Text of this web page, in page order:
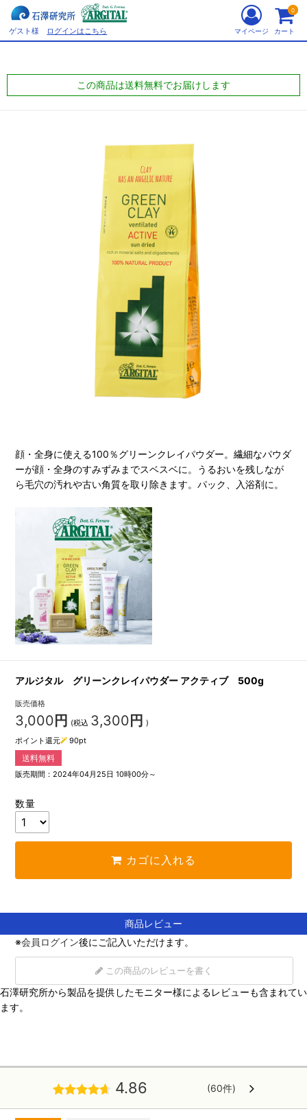
ゲスト様 ログインはこちら マイページ カート
0
この商品は送料無料でお届けします
顔・全身に使える100％グリーンクレイパウダー。繊細なパウダ
ーが顔・全身のすみずみまでスベスベに。うるおいを残しなが
ら毛穴の汚れや古い角質を取り除きます。パック、入浴剤に。
アルジタル グリーンクレイパウダー アクティブ 500g
販売価格
3,000 円 (税込 3,300 円 )
ポイント還元
90pt
送料無料
販売期間：2024年04月25日 10時00分～
数量
カゴに入れる
商品レビュー
※会員ログイン後にご記入いただけます。
この商品のレビューを書く
石澤研究所から製品を提供したモニター様によるレビューも含まれてい
ます。
4.86 (60件)